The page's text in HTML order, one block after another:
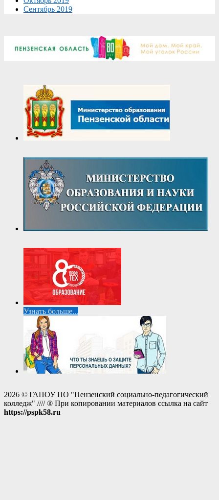
Сентябрь 2019
Узнать больше...
2026 © ГАПОУ ПО "Пензенский социально-педагогический
колледж" //// ® При копировании материалов ссылка на сайт
https://pspk58.ru